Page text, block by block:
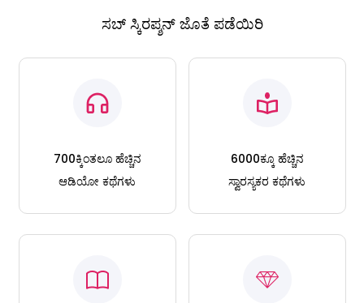
ಸಬ್ ಸ್ಕಿರಪ್ಶನ್ ಜೊತೆ ಪಡೆಯಿರಿ
700ಕ್ಕಿಂತಲೂ ಹೆಚ್ಚಿನ
ಆಡಿಯೋ ಕಥೆಗಳು
6000ಕ್ಕೂ ಹೆಚ್ಚಿನ
ಸ್ವಾರಸ್ಯಕರ ಕಥೆಗಳು